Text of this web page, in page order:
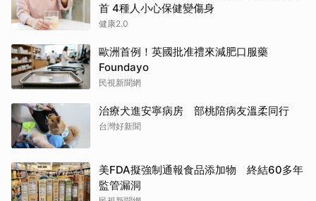
首 4種人小心保健變傷身
健康2.0
歐洲首例！英國批准禮來減肥口服藥
Foundayo
民視新聞網
治療犬進安寧病房 部桃陪病友溫柔同行
台灣好新聞
美FDA擬強制通報食品添加物 終結60多年
監管漏洞